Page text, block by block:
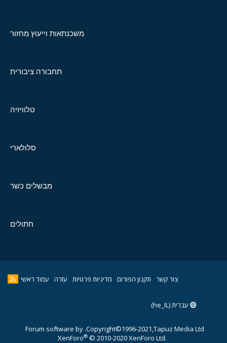
משכנתאות וייעוץ מחזור
תחבורה ציבורית
טלוויזיה
סלולארי
מבשלים כשר
חתולים
צור קשר תקנון הפורום מדיניות פרטיות עזרה עמוד ראשי
עברית (he_IL)
Copyright©1996-2021,Tapuz Media Ltd.
Forum software by
XenForo® © 2010-2020 XenForo Ltd.